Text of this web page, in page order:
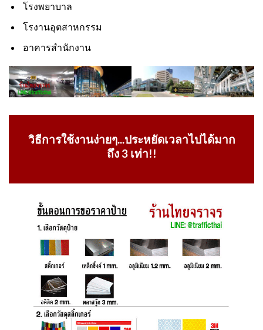
โรงพยาบาล
โรงานอุตสาหกรรม
อาคารสำนักงาน
วิธีการใช้งานง่ายๆ...ประหยัดเวลาไปได้มาก
ถึง 3 เท่า!!